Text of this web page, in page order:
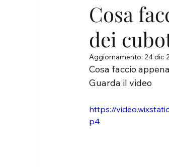
Cosa
dei
Aggiornamento: 24 dic
Cosa faccio
Guarda il video
https://
p4